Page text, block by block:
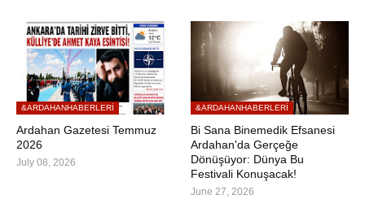
&ARDAHANHABERLERI
Ardahan Gazetesi Temmuz
2026
July 08, 2026
&ARDAHANHABERLERI
Bi Sana Binemedik Efsanesi
Ardahan'da Gerçeğe
Dönüşüyor: Dünya Bu
Festivali Konuşacak!
June 27, 2026